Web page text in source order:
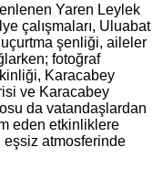
Yaren Leylek
çalışmaları, Uluabat
şenliği, aileler
fotoğraf
Karacabey
ve Karacabey
da vatandaşlardan
eden etkinliklere
eşsiz atmosferinde